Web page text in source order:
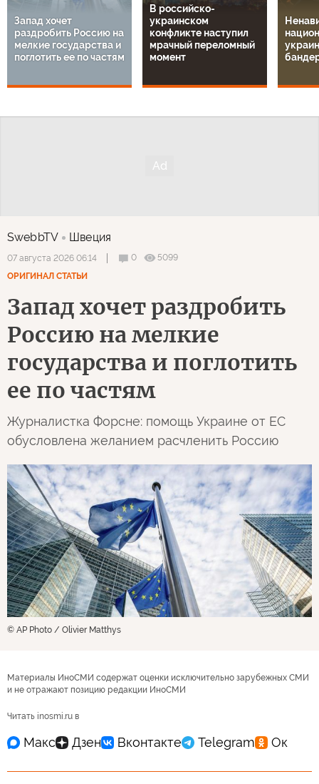
Запад хочет
раздробить Россию на
мелкие государства и
поглотить ее по частям
В российско-
украинском
конфликте наступил
мрачный переломный
момент
SwebbTV Швеция
07 августа 2026 06:14 0
5099
ОРИГИНАЛ СТАТЬИ
Запад хочет раздробить
Россию на мелкие
государства и поглотить
ее по частям
Журналистка Форсне: помощь Украине от ЕС
обусловлена желанием расчленить Россию
© AP Photo / Olivier Matthys
Материалы ИноСМИ содержат оценки исключительно зарубежных СМИ
и не отражают позицию редакции ИноСМИ
Читать inosmi.ru в